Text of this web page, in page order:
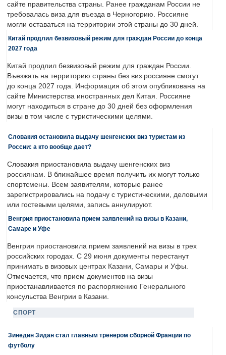
сайте правительства страны. Ранее гражданам России не
требовалась виза для въезда в Черногорию. Россияне
могли оставаться на территории этой страны до 30 дней.
Китай продлил безвизовый режим для граждан России до конца
2027 года
Китай продлил безвизовый режим для граждан России.
Въезжать на территорию страны без виз россияне смогут
до конца 2027 года. Информация об этом опубликована на
сайте Министерства иностранных дел Китая. Россияне
могут находиться в стране до 30 дней без оформления
визы в том числе с туристическими целями.
Словакия остановила выдачу шенгенских виз туристам из
России: а кто вообще дает?
Словакия приостановила выдачу шенгенских виз
россиянам. В ближайшее время получить их могут только
спортсмены. Всем заявителям, которые ранее
зарегистрировались на подачу с туристическими, деловыми
или гостевыми целями, запись аннулируют.
Венгрия приостановила прием заявлений на визы в Казани,
Самаре и Уфе
Венгрия приостановила прием заявлений на визы в трех
российских городах. С 29 июня документы перестанут
принимать в визовых центрах Казани, Самары и Уфы.
Отмечается, что прием документов на визы
приостанавливается по распоряжению Генерального
консульства Венгрии в Казани.
СПОРТ
Зинедин Зидан стал главным тренером сборной Франции по
футболу